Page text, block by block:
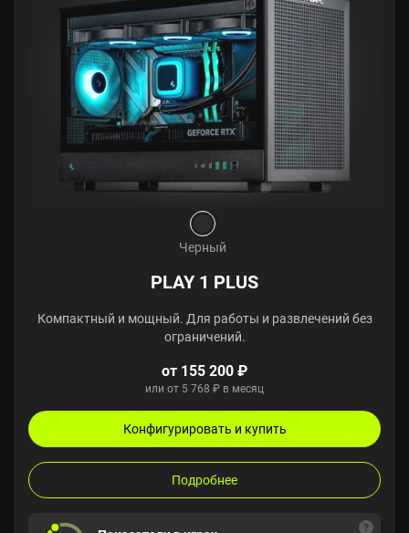
Черный
PLAY 1 PLUS
Компактный и мощный. Для работы и развлечений без
ограничений.
от 155 200 ₽
или от 5 768 ₽ в месяц
Конфигурировать и купить
Подробнее